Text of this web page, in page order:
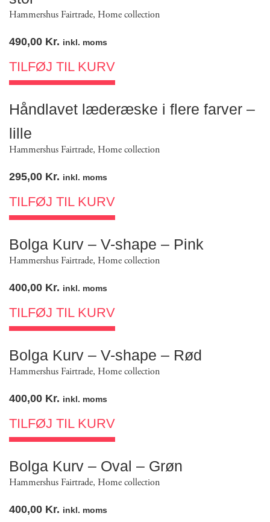
Hammershus Fairtrade, Home collection
490,00 Kr. inkl. moms
TILFØJ TIL KURV
Håndlavet læderæske i flere farver –
lille
Hammershus Fairtrade, Home collection
295,00 Kr. inkl. moms
TILFØJ TIL KURV
Bolga Kurv – V-shape – Pink
Hammershus Fairtrade, Home collection
400,00 Kr. inkl. moms
TILFØJ TIL KURV
Bolga Kurv – V-shape – Rød
Hammershus Fairtrade, Home collection
400,00 Kr. inkl. moms
TILFØJ TIL KURV
Bolga Kurv – Oval – Grøn
Hammershus Fairtrade, Home collection
400,00 Kr. inkl. moms